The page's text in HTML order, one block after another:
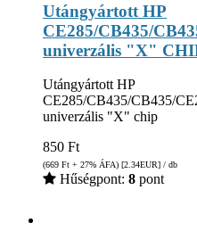
Utángyártott HP
CE285/CB435/
univerzális "X"
Utángyártott HP
CE285/CB435/CB435/
univerzális "X" chip
850 Ft
(669 Ft + 27% ÁFA) [2.34EUR] / db
Hűségpont: 8 pont